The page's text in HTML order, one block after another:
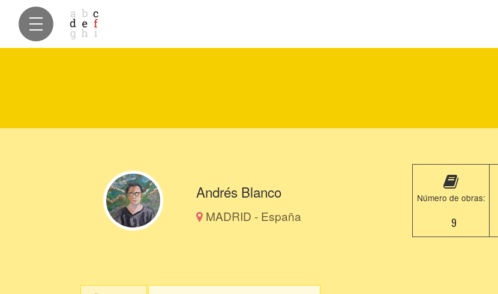
Andrés Blanco
MADRID - España
Número de obras:
9